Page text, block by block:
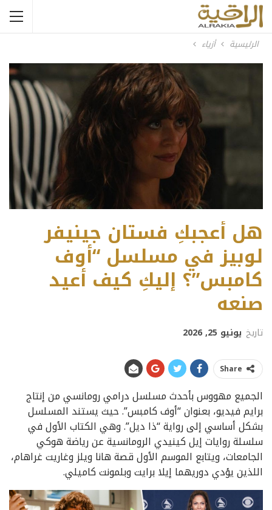
الرئيسية أزياء
هل أعجبكِ فستان جينيفر
لوبيز في مسلسل “أوف
كامبس”؟ إليكِ كيف أعيد
صنعه
تاريخ يونيو 25, 2026
Share
الجميع مهووس بأحدث مسلسل درامي رومانسي من إنتاج
برايم فيديو، بعنوان “أوف كامبس”. حيث يستند المسلسل
بشكل أساسي إلى رواية “ذا ديل”. وهي الكتاب الأول في
سلسلة روايات إيل كينيدي الرومانسية عن رياضة هوكي
الجامعات، ويتابع الموسم الأول قصة هانا ويلز وغاريت غراهام،
اللذين يؤدي دوريهما إيلا برايت وبلمونت كاميلي.